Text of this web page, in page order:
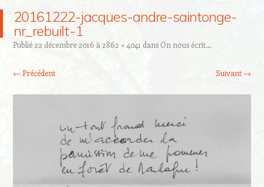
20161222-jacques-andre-saintonge-
nr_rebuilt-1
Publié 22 décembre 2016 à 2862 × 4041 dans On nous écrit…
← Précédent Suivant →